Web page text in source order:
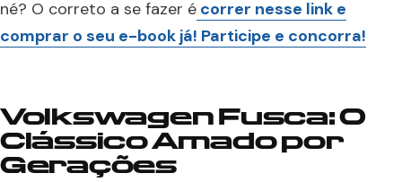
né? O correto a se fazer é correr nesse link e
comprar o seu e-book já! Participe e concorra!
Volkswagen Fusca: O
Clássico Amado por
Gerações